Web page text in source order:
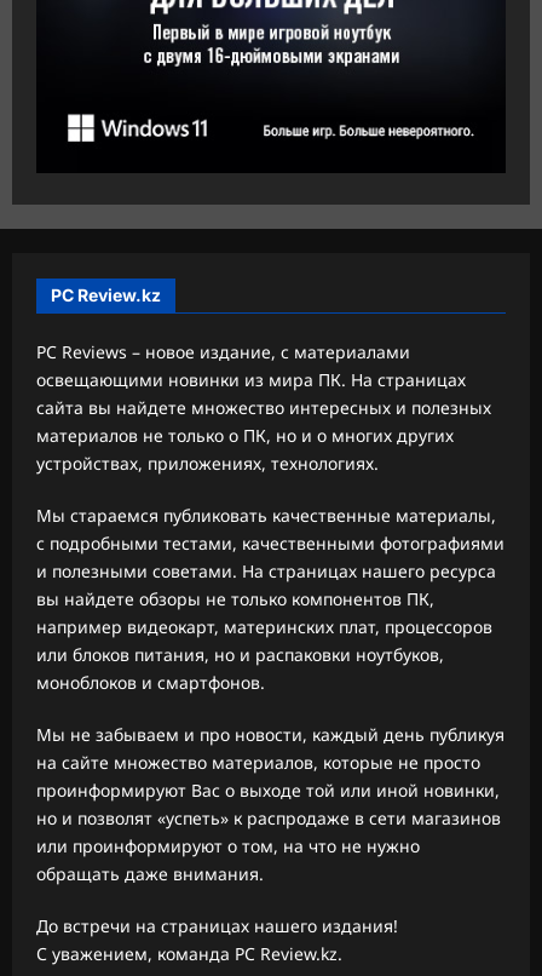
PC Review.kz
PC Reviews – новое издание, с материалами
освещающими новинки из мира ПК. На страницах
сайта вы найдете множество интересных и полезных
материалов не только о ПК, но и о многих других
устройствах, приложениях, технологиях.
Мы стараемся публиковать качественные материалы,
с подробными тестами, качественными фотографиями
и полезными советами. На страницах нашего ресурса
вы найдете обзоры не только компонентов ПК,
например видеокарт, материнских плат, процессоров
или блоков питания, но и распаковки ноутбуков,
моноблоков и смартфонов.
Мы не забываем и про новости, каждый день публикуя
на сайте множество материалов, которые не просто
проинформируют Вас о выходе той или иной новинки,
но и позволят «успеть» к распродаже в сети магазинов
или проинформируют о том, на что не нужно
обращать даже внимания.
До встречи на страницах нашего издания!
С уважением, команда PC Review.kz.